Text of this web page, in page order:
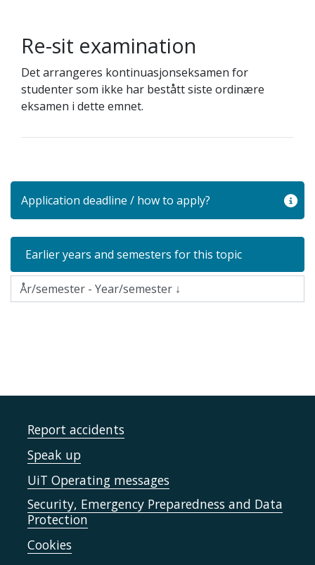
Re-sit examination
Det arrangeres kontinuasjonseksamen for
studenter som ikke har bestått siste ordinære
eksamen i dette emnet.
Application deadline / how to apply?
Earlier years and semesters for this topic
Report accidents
Speak up
UiT Operating messages
Security, Emergency Preparedness and Data
Protection
Cookies